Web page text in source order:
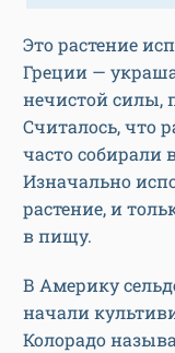
Это растение
Греции —
нечистой силы,
Считалось, что
часто собирали
Изначально
растение, и
в пищу.
В Америку
начали
Колорадо